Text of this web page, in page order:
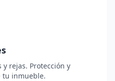
y rejas. Protección y
tu inmueble.